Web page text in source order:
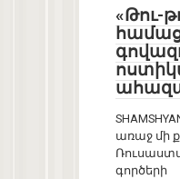
«Թու-
առաջ մի
գործերի